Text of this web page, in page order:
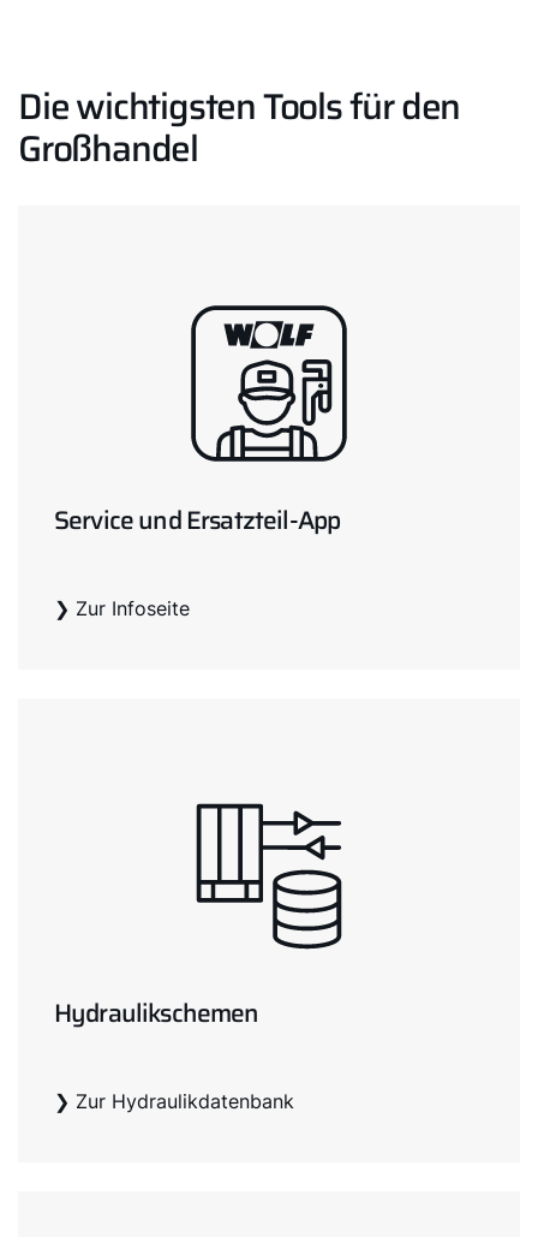
Die wichtigsten Tools für den
Großhandel
Service und Ersatzteil-App
❯ Zur Infoseite
Hydraulikschemen
❯ Zur Hydraulikdatenbank